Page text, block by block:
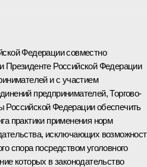
Федерации совместно
Президенте Российской Федерации
и с участием
предпринимателей, Торгово-
Федерации обеспечить
практики применения норм
исключающих
спора посредством уголовного
которых в законодательство